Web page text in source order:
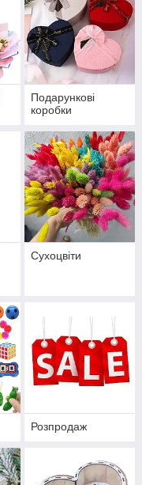
Подарункові
коробки
Сухоцвіти
Розпродаж